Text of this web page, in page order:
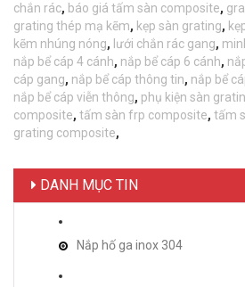
chắn rác, báo giá tấm sàn composite,
grating thép mạ kẽm, kẹp sàn grating,
kẽm nhúng nóng, lưới chắn rác gang,
nắp bể cáp 4 cánh, nắp bể cáp 6 cánh,
cáp gang, nắp bể cáp thông tin, nắp bể
nắp bể cáp viễn thông, phụ kiện sàn
composite, tấm sàn frp composite, tấm
grating composite,
DANH MỤC TIN
Nắp hố ga inox 304